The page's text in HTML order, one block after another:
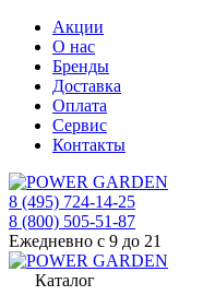
Акции
О нас
Бренды
Доставка
Оплата
Сервис
Контакты
8 (495) 724-14-25
8 (800) 505-51-87
Ежедневно с 9 до 21
Каталог